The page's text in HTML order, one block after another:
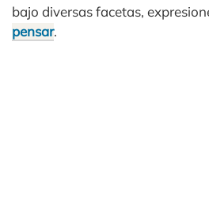
bajo diversas facetas,
pensar.